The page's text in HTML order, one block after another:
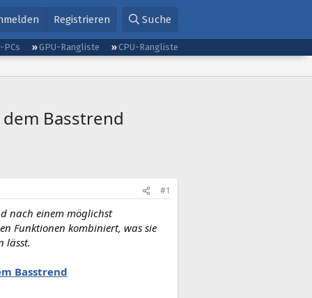
Registrieren Suche
PCs GPU-Rangliste CPU-Rangliste
Basstrend
#1
nach einem möglichst
Funktionen kombiniert, was sie
lässt.
Basstrend